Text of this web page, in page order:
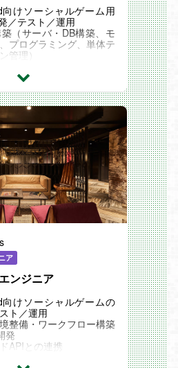
向けソーシャルゲーム用
／テスト／運用
築（サーバ・DB構築、モ
プログラミング、単体テ
管理）
整備・ワークフロー構築
ア
ンジニア
向けソーシャルゲームの
ト／運用
整備・ワークフロー構築
発
APIとの連携